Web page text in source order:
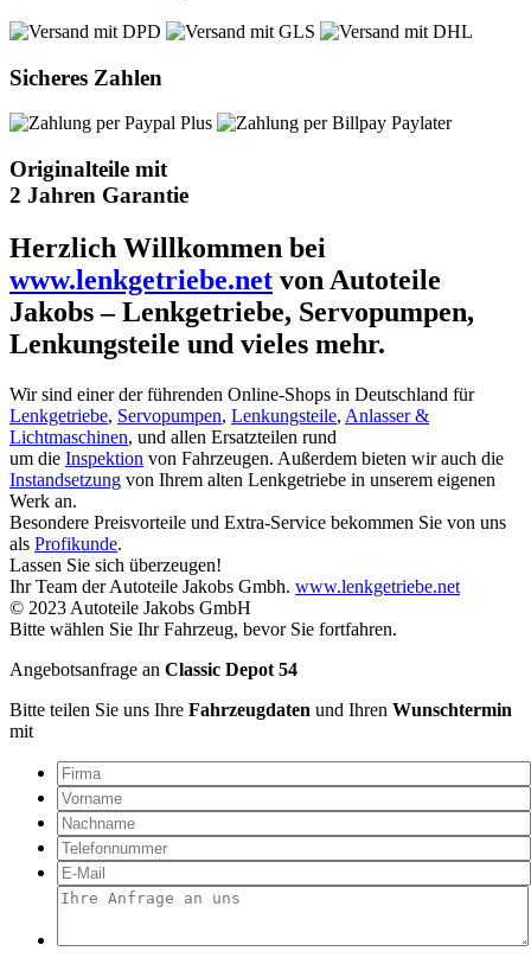
Sicheres Zahlen
Originalteile mit
2 Jahren Garantie
Herzlich Willkommen bei
www.lenkgetriebe.net von Autoteile
Jakobs – Lenkgetriebe, Servopumpen,
Lenkungsteile und vieles mehr.
Wir sind einer der führenden Online-Shops in Deutschland für
Lenkgetriebe, Servopumpen, Lenkungsteile, Anlasser &
Lichtmaschinen, und allen Ersatzteilen rund
um die Inspektion von Fahrzeugen. Außerdem bieten wir auch die
Instandsetzung von Ihrem alten Lenkgetriebe in unserem eigenen
Werk an.
Besondere Preisvorteile und Extra-Service bekommen Sie von uns
als Profikunde.
Lassen Sie sich überzeugen!
Ihr Team der Autoteile Jakobs Gmbh. www.lenkgetriebe.net
© 2023 Autoteile Jakobs GmbH
Bitte wählen Sie Ihr Fahrzeug, bevor Sie fortfahren.
Angebotsanfrage an Classic Depot 54
Bitte teilen Sie uns Ihre Fahrzeugdaten und Ihren Wunschtermin
mit